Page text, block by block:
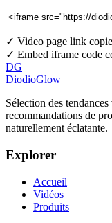
✓ Video page link
✓ Embed iframe code
DG
DiodioGlow
Sélection des
recommandations de
naturellement éclatante.
Explorer
Accueil
Vidéos
Produits